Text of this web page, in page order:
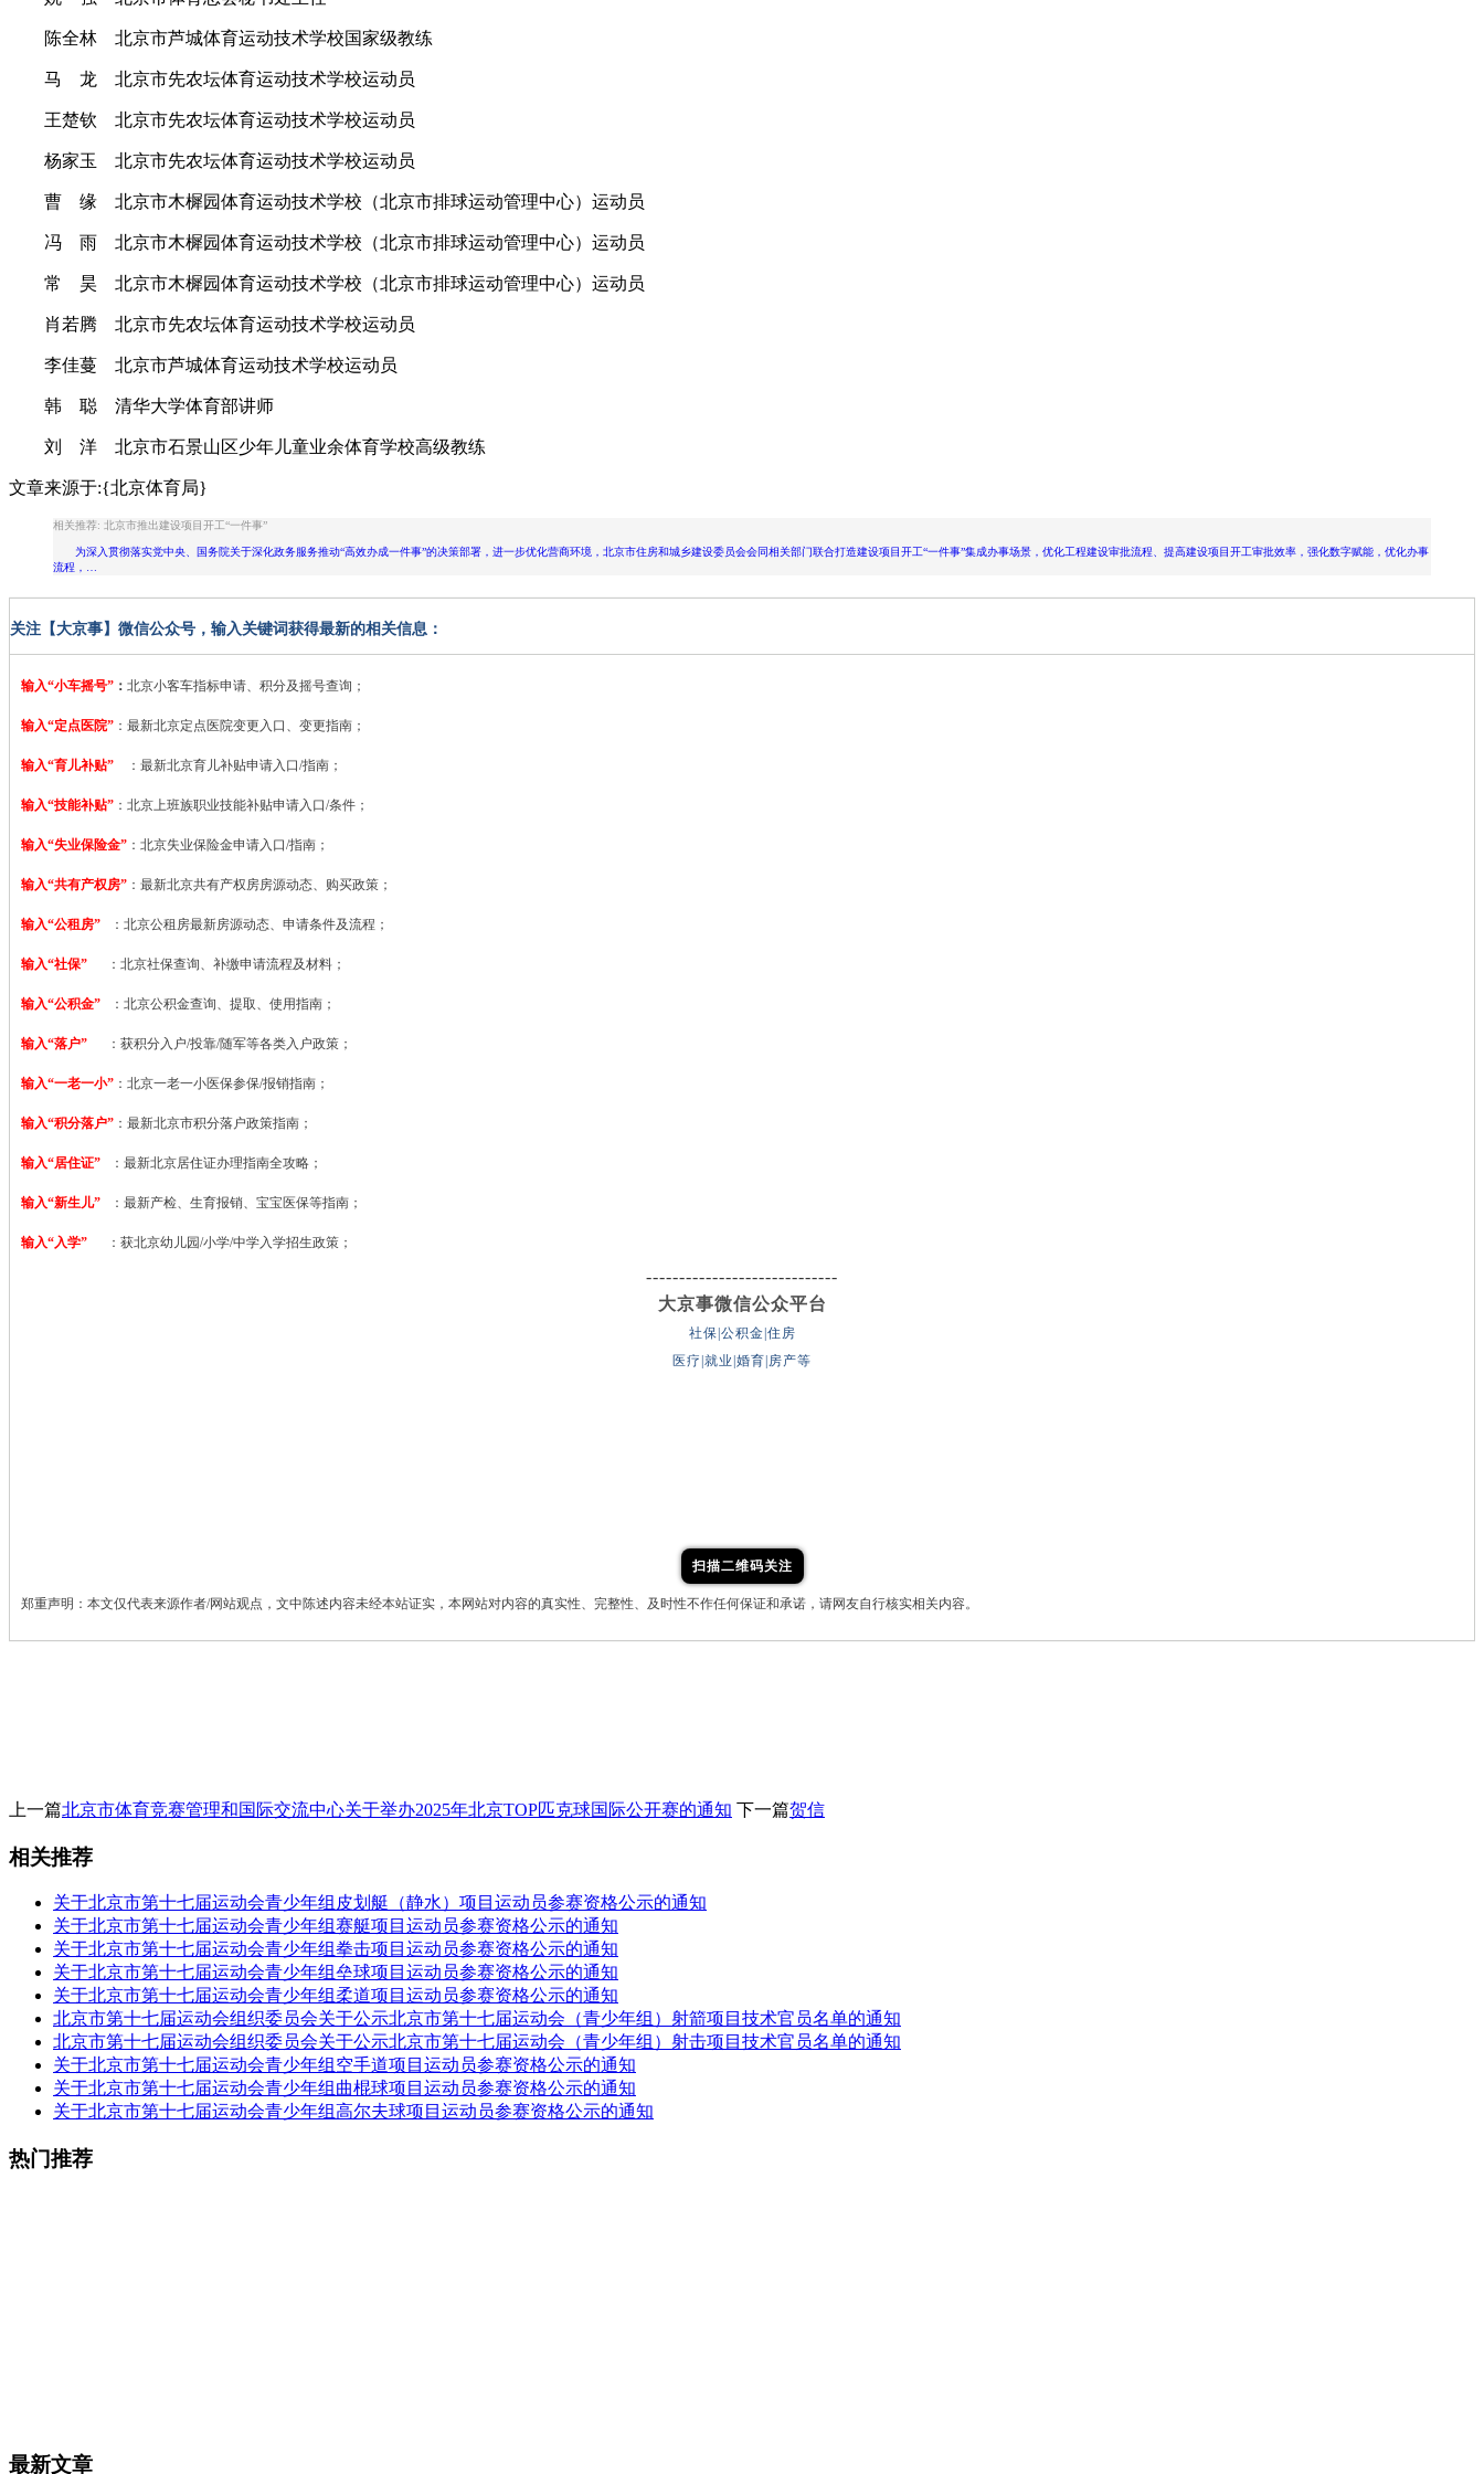
陈全林 北京市芦城体育运动技术学校国家级教练
马 龙 北京市先农坛体育运动技术学校运动员
王楚钦 北京市先农坛体育运动技术学校运动员
杨家玉 北京市先农坛体育运动技术学校运动员
曹 缘 北京市木樨园体育运动技术学校（北京市排球运动管理中心）运动员
冯 雨 北京市木樨园体育运动技术学校（北京市排球运动管理中心）运动员
常 昊 北京市木樨园体育运动技术学校（北京市排球运动管理中心）运动员
肖若腾 北京市先农坛体育运动技术学校运动员
李佳蔓 北京市芦城体育运动技术学校运动员
韩 聪 清华大学体育部讲师
刘 洋 北京市石景山区少年儿童业余体育学校高级教练
文章来源于:{北京体育局}
相关推荐: 北京市推出建设项目开工“一件事”
为深入贯彻落实党中央、国务院关于深化政务服务推动“高效办成一件事”的决策部署，进一步优化营商环境，北京市住房和城乡建设委员会会同相关部门联合打造建设项目开工“一件事”集成办事场景，优化工程建设审批流程、提高建设项目开工审批效率，强化数字赋能，优化办事
流程，…
关注【大京事】微信公众号，输入关键词获得最新的相关信息：
输入“小车摇号” ： 北京小客车指标申请、积分及摇号查询；
输入“定点医院” ： 最新北京定点医院变更入口、变更指南；
输入“育儿补贴” ：最新北京育儿补贴申请入口/指南；
输入“技能补贴” ： 北京上班族职业技能补贴申请入口/条件；
输入“失业保险金” ：北京失业保险金申请入口/指南；
输入“共有产权房” ：最新北京共有产权房房源动态、购买政策；
输入“公租房” ：北京公租房最新房源动态、申请条件及流程；
输入“社保” ：北京社保查询、补缴申请流程及材料；
输入“公积金” ：北京公积金查询、提取、使用指南；
输入“落户” ：获积分入户/投靠/随军等各类入户政策；
输入“一老一小” ：北京一老一小医保参保/报销指南；
输入“积分落户” ：最新北京市积分落户政策指南；
输入“居住证” ：最新北京居住证办理指南全攻略；
输入“新生儿” ：最新产检、生育报销、宝宝医保等指南；
输入“入学” ：获北京幼儿园/小学/中学入学招生政策；
-----------------------------
大京事微信公众平台
社保|公积金|住房
医疗|就业|婚育|房产等
扫描二维码关注
郑重声明：本文仅代表来源作者/网站观点，文中陈述内容未经本站证实，本网站对内容的真实性、完整性、及时性不作任何保证和承诺，请网友自行核实相关内容。
上一篇北京市体育竞赛管理和国际交流中心关于举办2025年北京TOP匹克球国际公开赛的通知 下一篇贺信
相关推荐
关于北京市第十七届运动会青少年组皮划艇（静水）项目运动员参赛资格公示的通知
关于北京市第十七届运动会青少年组赛艇项目运动员参赛资格公示的通知
关于北京市第十七届运动会青少年组拳击项目运动员参赛资格公示的通知
关于北京市第十七届运动会青少年组垒球项目运动员参赛资格公示的通知
关于北京市第十七届运动会青少年组柔道项目运动员参赛资格公示的通知
北京市第十七届运动会组织委员会关于公示北京市第十七届运动会（青少年组）射箭项目技术官员名单的通知
北京市第十七届运动会组织委员会关于公示北京市第十七届运动会（青少年组）射击项目技术官员名单的通知
关于北京市第十七届运动会青少年组空手道项目运动员参赛资格公示的通知
关于北京市第十七届运动会青少年组曲棍球项目运动员参赛资格公示的通知
关于北京市第十七届运动会青少年组高尔夫球项目运动员参赛资格公示的通知
热门推荐
最新文章